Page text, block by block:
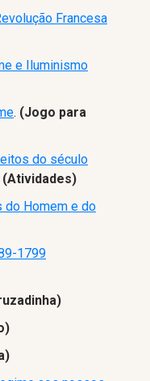
Francesa
e Iluminismo
. (Jogo para
do século
(Atividades)
do Homem e do
1799